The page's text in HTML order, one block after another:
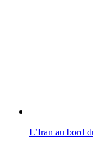
L’Iran au bord